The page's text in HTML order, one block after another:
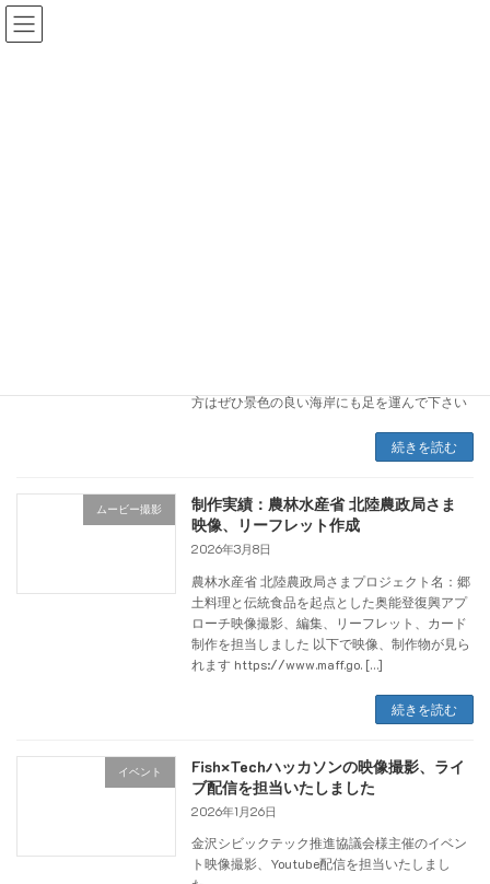
コ
ン
ナ
ビ
方はぜひ景色の良い海岸にも足を運んで下さい
続きを読む
ムービー撮影
制作実績：農林水産省 北陸農政局さま
映像、リーフレット作成
2026年3月8日
農林水産省 北陸農政局さまプロジェクト名：郷
土料理と伝統食品を起点とした奥能登復興アプ
ローチ映像撮影、編集、リーフレット、カード
制作を担当しました 以下で映像、制作物が見ら
れます https://www.maff.go. […]
続きを読む
イベント
Fish×Techハッカソンの映像撮影、ライ
ブ配信を担当いたしました
2026年1月26日
金沢シビックテック推進協議会様主催のイベン
ト映像撮影、Youtube配信を担当いたしまし